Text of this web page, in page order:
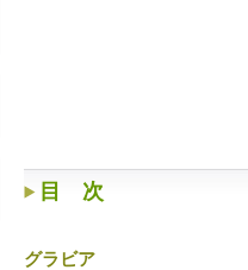
目 次
グラビア